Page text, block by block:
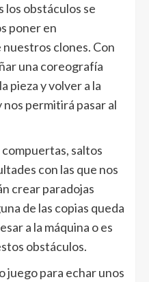
los obstáculos se
poner en
clones. Con
una coreografía
pieza y volver a la
nos permitirá pasar al
saltos
con las que nos
crear paradojas
de las copias queda
a la máquina o es
obstáculos.
juego para echar unos